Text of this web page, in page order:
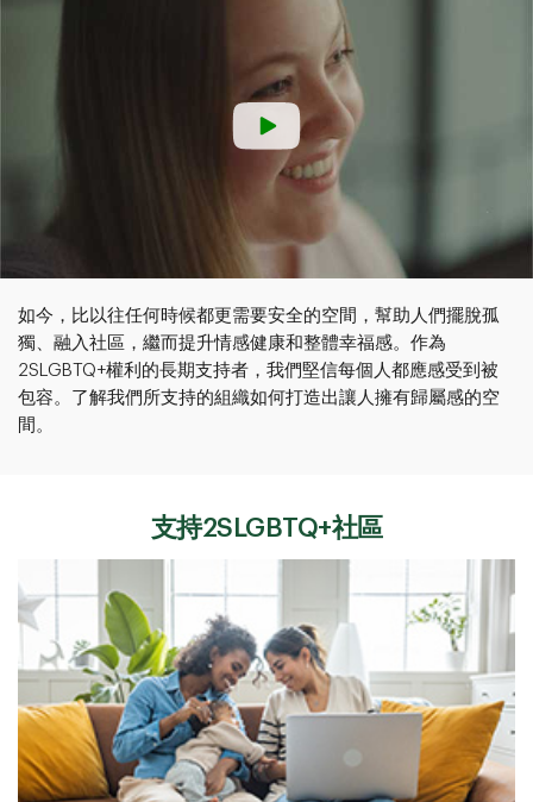
如今，比以往任何時候都更需要安全的空間，幫助人們擺脫孤
獨、融入社區，繼而提升情感健康和整體幸福感。作為
2SLGBTQ+權利的長期支持者，我們堅信每個人都應感受到被
包容。了解我們所支持的組織如何打造出讓人擁有歸屬感的空
間。
支持2SLGBTQ+社區